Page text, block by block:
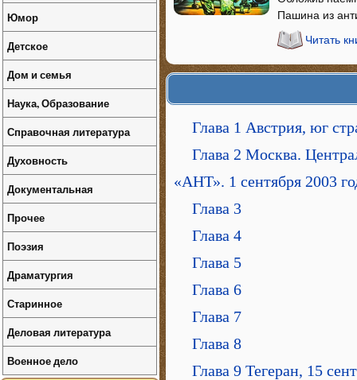
Пашина из
Читать
Глава 1 Австрия, юг
Глава 2 Москва.
«АНТ». 1 сентября 2003
Глава 3
Глава 4
Глава 5
Глава 6
Глава 7
Глава 8
Глава 9 Тегеран, 15
Юмор
Детское
Дом и семья
Наука, Образование
Справочная литература
Духовность
Документальная
Прочее
Поэзия
Драматургия
Старинное
Деловая литература
Военное дело